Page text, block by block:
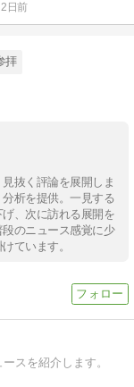
2日前
拝
抜く評論を展開しま
析を提供。一見する
、次に訪れる展開を
のニュース感覚に少
ています。
スを紹介します。